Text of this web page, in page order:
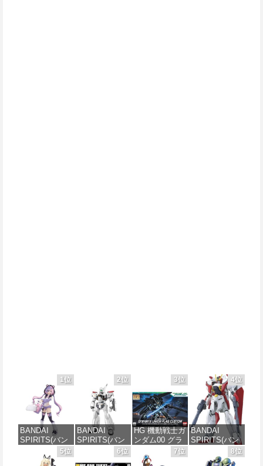
1位
BANDAI
SPIRITS(バン
ダイ スピリッ
ツ) 30MS SIS-
2位
BANDAI
SPIRITS(バン
ダイ スピリッ
ツ) 機動警察パ
3位
HG 機動戦士ガ
ンダム00 グラ
ハム専用ユニ
オンフラッグ
4位
BANDAI
SPIRITS(バン
ダイ スピリッ
ツ) HGAW 機
5位 6位 7位 8位